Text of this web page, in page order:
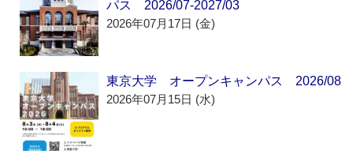
パス 2026/07-2027/03
2026年07月17日 (金)
東京大学 オープンキャンパス 2026/08
2026年07月15日 (水)